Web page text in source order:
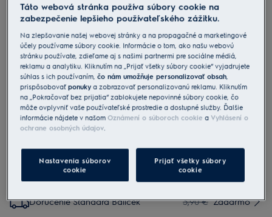
Filter BREATHE360 na znižovanie a
neutralizovanie indoorového pelu
pre čističky vzduchu PA91-
404GY/PA91-404DG
4.7 (3)
Benefity
Rapídne zredukujte a neutralizujte peľové častice vo vnútorných
priestoroch.
Doručenie Štandard Balíček 3,90 € Zadarmo
Táto webová stránka používa súbory cookie na
zabezpečenie lepšieho používateľského zážitku.
Na zlepšovanie našej webovej stránky a na propagačné a marketingové
účely používame súbory cookie. Informácie o tom, ako našu webovú
stránku používate, zdieľame aj s našimi partnermi pre sociálne médiá,
reklamu a analytiku. Kliknutím na „Prijať všetky súbory cookie“ vyjadrujete
súhlas s ich používaním,čo nám umožňuje personalizovať obsah,
prispôsobovaťponuky a zobrazovať personalizovanú reklamu. Kliknutím
na „Pokračovať bez prijatia“ zablokujete nepovinné súbory cookie, čo
môže ovplyvniť vaše používateľské prostredie a dostupné služby. Ďalšie
informácie nájdete v našomOznámení o súboroch cookie a Vyhlásení o
ochrane osobných údajov.
Nastavenia súborov
cookie
Prijať všetky súbory
cookie